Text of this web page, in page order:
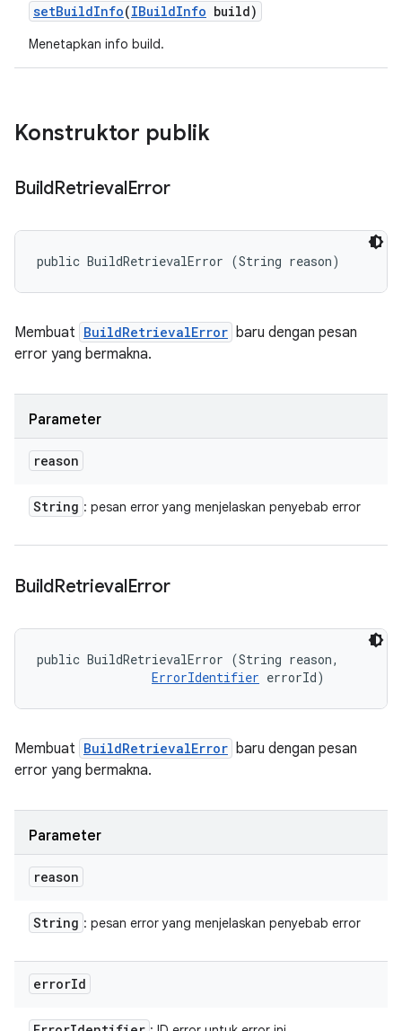
setBuildInfo(IBuildInfo build)
Menetapkan info build.
Konstruktor publik
BuildRetrievalError
public BuildRetrievalError (String reason)
Membuat BuildRetrievalError baru dengan pesan
error yang bermakna.
Parameter
reason
String : pesan error yang menjelaskan penyebab error
BuildRetrievalError
public BuildRetrievalError (String reason,
ErrorIdentifier errorId)
Membuat BuildRetrievalError baru dengan pesan
error yang bermakna.
Parameter
reason
String : pesan error yang menjelaskan penyebab error
errorId